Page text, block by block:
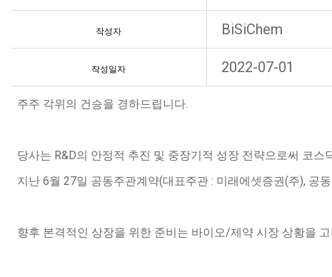
작성자 BiSiChem
작성일자 2022-07-01
주주 각위의 건승을 경하드립니다.
당사는 R&D의 안정적 추진 및 중장기적 성장 전략으로써 코스
지난 6월 27일 공동주관계약(대표주관 : 미래에셋증권(주), 공
향후 본격적인 상장을 위한 준비는 바이오/제약 시장 상황을